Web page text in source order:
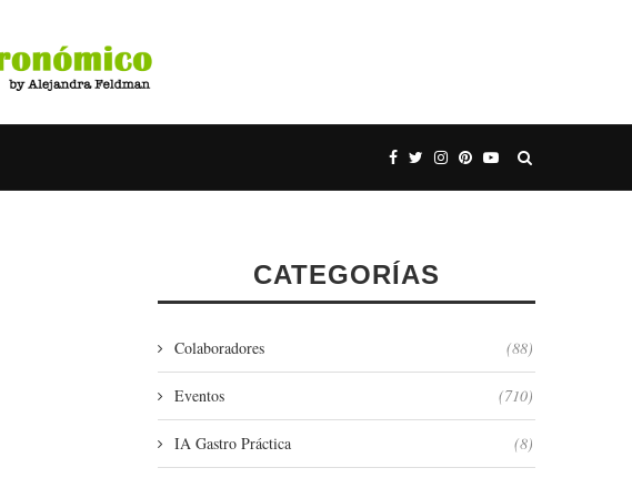
CATEGORÍAS
Colaboradores (88)
Eventos (710)
IA Gastro Práctica (8)